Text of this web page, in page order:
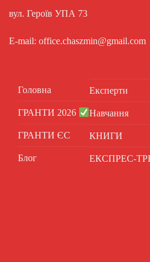
вул. Героїв УПА 73
E-mail: office.chaszmin@gmail.com
Головна
ГРАНТИ 2026
ГРАНТИ ЄС
Блог
Експерти
Навчання
КНИГИ
ЕКСПРЕС-